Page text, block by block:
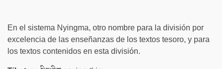
En el sistema Nyingma, otro nombre para la división por
excelencia de las enseñanzas de los textos tesoro, y para
los textos contenidos en esta división.